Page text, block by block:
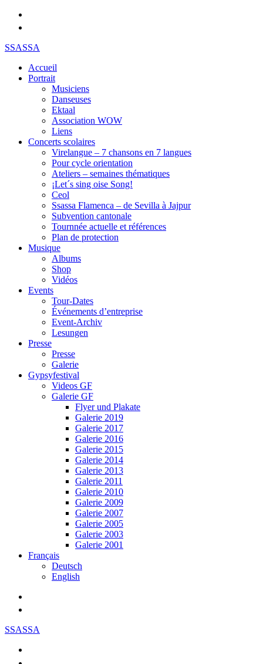
SSASSA
Accueil
Portrait
Musiciens
Danseuses
Ektaal
Association WOW
Liens
Concerts scolaires
Virelangue – 7 chansons en 7 langues
Pour cycle orientation
Ateliers – semaines thématiques
¡Let´s sing oise Song!
Ceol
Ssassa Flamenca – de Sevilla à Jajpur
Subvention cantonale
Tournnée actuelle et références
Plan de protection
Musique
Albums
Shop
Vidéos
Events
Tour-Dates
Événements d’entreprise
Event-Archiv
Lesungen
Presse
Presse
Galerie
Gypsyfestival
Videos GF
Galerie GF
Flyer und Plakate
Galerie 2019
Galerie 2017
Galerie 2016
Galerie 2015
Galerie 2014
Galerie 2013
Galerie 2011
Galerie 2010
Galerie 2009
Galerie 2007
Galerie 2005
Galerie 2003
Galerie 2001
Français
Deutsch
English
SSASSA